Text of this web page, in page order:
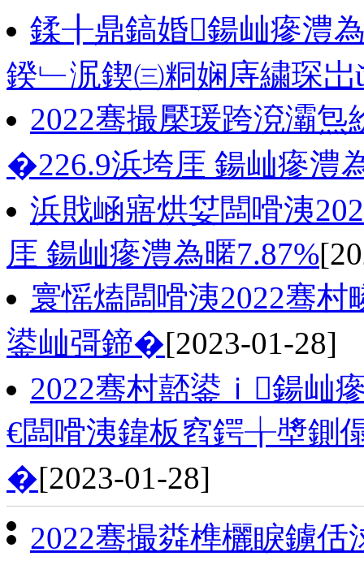
鍒╂鼎鎬婚鍚屾瘮澧
鍨﹂泦鍥㈢粡娴庤繍琛
2022骞撮檿瑗跨渷灞
�226.9浜垮厓 鍚屾瘮澧
浜戝崡寤烘姇闆嗗洟
厓 鍚屾瘮澧為暱7.87%
寰愮熆闆嗗洟2022骞
鍙屾彁鍗�[2023-01-28]
2022骞村嚭鍙ｉ鍚屾
€闆嗗洟鍏板窞鍔╁墏鍘
�[2023-01-28]
2022骞撮粦榫欐睙鐪